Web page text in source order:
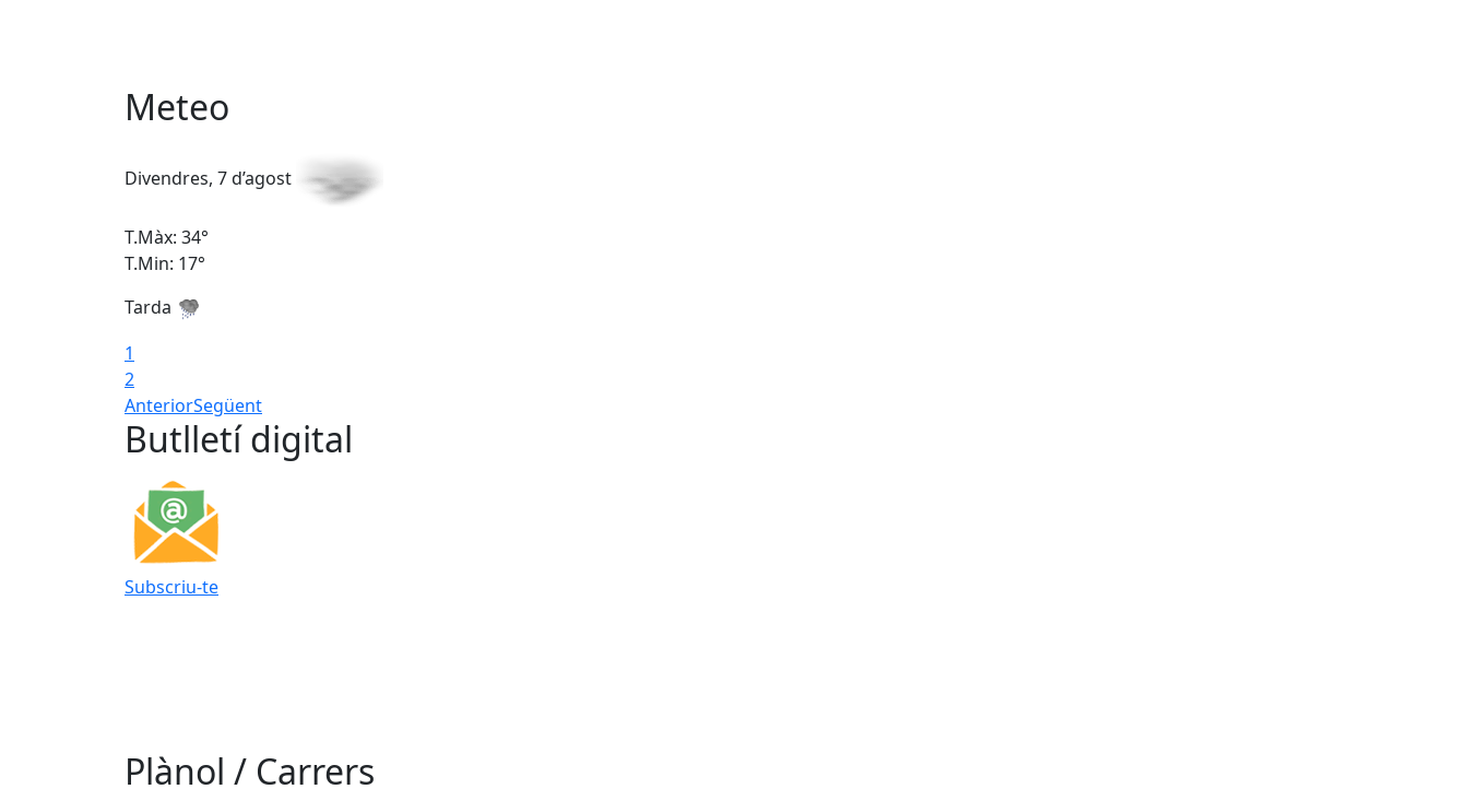
Meteo
Divendres, 7 d’agost
T.Màx: 34°
T.Min: 17°
Tarda
1
2
AnteriorSegüent
Butlletí digital
Subscriu-te
Plànol / Carrers